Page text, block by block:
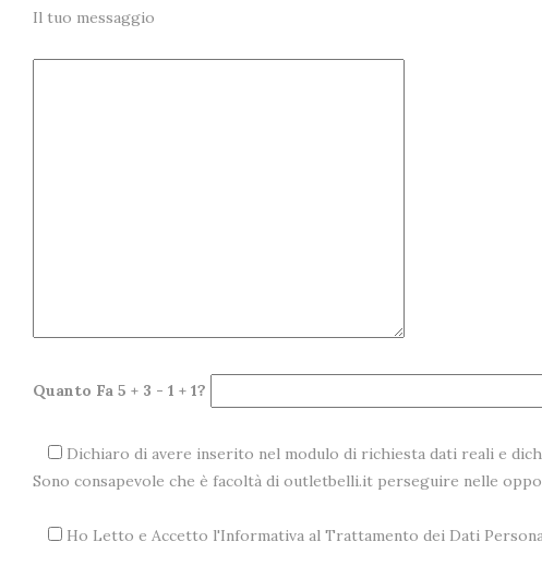
Il tuo messaggio
Quanto Fa 5 + 3 - 1 + 1?
Dichiaro di avere inserito nel modulo di richiesta dati reali e
Sono consapevole che è facoltà di outletbelli.it perseguire nelle
Ho Letto e Accetto l'Informativa al Trattamento dei Dati